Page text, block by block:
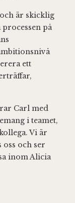
är skicklig
på
ett
Carl med
i teamet,
Vi är
och ser
inom Alicia